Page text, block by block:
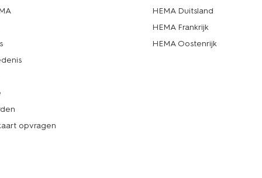
opvragen
HEMA Duitsland
HEMA Frankrijk
HEMA Oostenrijk